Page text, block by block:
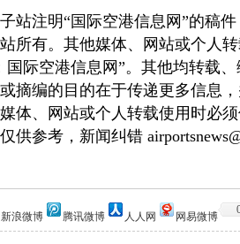
注明“国际空港信息网”的稿件
所有。其他媒体、网站或个人
国际空港信息网”。其他均转载
摘编的目的在于传递更多信息
体、网站或个人转载使用时必
供参考，新闻纠错
新浪微博 腾讯微博 人人网 网易微博